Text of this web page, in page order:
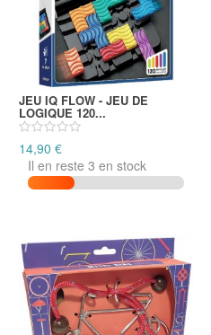
JEU IQ FLOW - JEU DE
LOGIQUE 120...
14,90 €
Il en reste 3 en stock